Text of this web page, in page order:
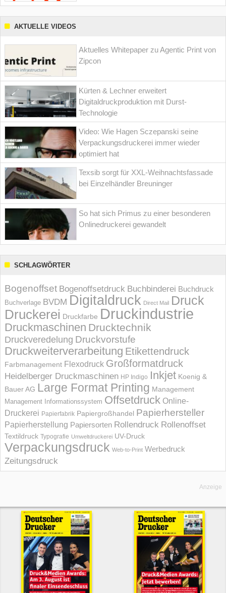
AKTUELLE VIDEOS
Aktuelles Whitepaper zu Agentic Print von
Zipcon
Kürten & Lechner erweitert
Digitaldruckproduktion mit Durst-
Technologie
Video: Wie Hagen Sczepanski seine
Verpackungsdruckerei immer wieder
optimiert hat
Texsib sorgt für XXL-Weihnachtsfassade
bei Einzelhändler Breuninger
So hat sich Primus zu einer besonderen
Onlinedruckerei gewandelt
SCHLAGWÖRTER
Bogenoffset Bogenoffsetdruck Buchbinderei Buchdruck
Buchverlage BVDM Digitaldruck Direct Mail Druck
Druckerei Druckfarbe Druckindustrie
Druckmaschinen Drucktechnik
Druckveredelung Druckvorstufe
Druckweiterverarbeitung Etikettendruck
Farbmanagement Flexodruck Großformatdruck
Heidelberger Druckmaschinen HP Indigo Inkjet Koenig &
Bauer AG Large Format Printing Management
Management Informations­system Offsetdruck Online-
Druckerei Papierfabrik Papiergroßhandel Papierhersteller
Papierherstellung Papiersorten Rollendruck Rollenoffset
Textildruck Typografie Umweltdruckerei UV-Druck
Verpackungsdruck Web-to-Print Werbedruck
Zeitungsdruck
Anzeige